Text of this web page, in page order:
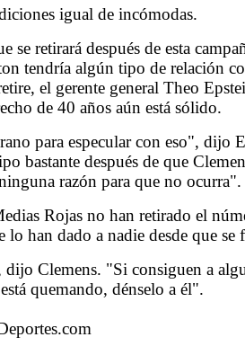
igual de incómodas.
se retirará después de esta
tendría algún tipo de relación
el gerente general Theo
de 40 años aún está sólido.
para especular con eso", dijo
bastante después de que
razón para que no ocurra".
Rojas no han retirado el
lo han dado a nadie desde que se
Clemens. "Si consiguen a
quemando, dénselo a él".